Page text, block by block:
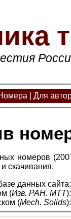
Для
номеров
скачивания.
данных сайта:
(Изв. РАН. МТТ):
(Mech. Solids):